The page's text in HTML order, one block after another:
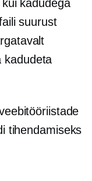
kadudega
suurust
kadudeta
tihendamiseks